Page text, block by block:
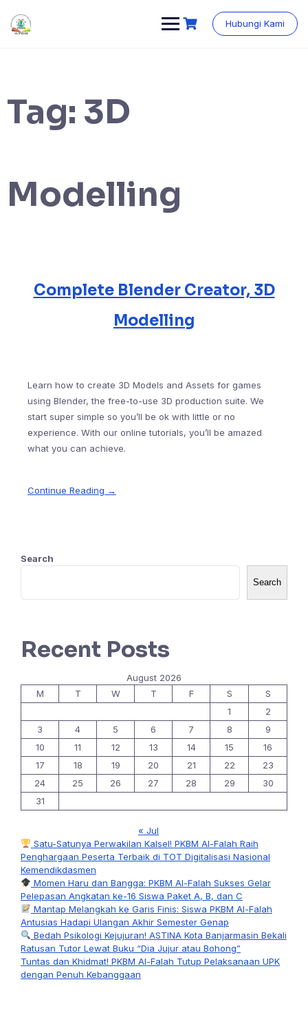
content
Hubungi Kami
Tag: 3D
Modelling
Complete Blender Creator, 3D
Modelling
Learn how to create 3D Models and Assets for games
using Blender, the free-to-use 3D production suite. We
start super simple so you’ll be ok with little or no
experience. With our online tutorials, you’ll be amazed
what you can achieve.
Continue Reading →
Search
Search
Recent Posts
August 2026
M
T W T F S
S
1
2
3
4 5 6 7 8
9
10
11 12 13 14 15
16
17
18 19 20 21 22
23
24
25 26 27 28 29
30
31
« Jul
Satu-Satunya Perwakilan Kalsel! PKBM Al-Falah Raih
Penghargaan Peserta Terbaik di TOT Digitalisasi Nasional
Kemendikdasmen
Momen Haru dan Bangga: PKBM Al-Falah Sukses Gelar
Pelepasan Angkatan ke-16 Siswa Paket A, B, dan C
Mantap Melangkah ke Garis Finis: Siswa PKBM Al-Falah
Antusias Hadapi Ulangan Akhir Semester Genap
Bedah Psikologi Kejujuran! ASTINA Kota Banjarmasin Bekali
Ratusan Tutor Lewat Buku “Dia Jujur atau Bohong”
Tuntas dan Khidmat! PKBM Al-Falah Tutup Pelaksanaan UPK
dengan Penuh Kebanggaan